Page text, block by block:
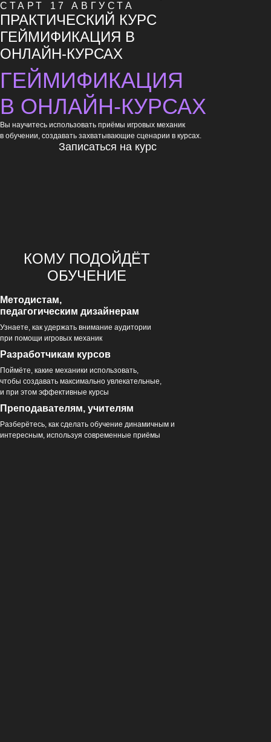
СТАРТ 17 АВГУСТА
ПРАКТИЧЕСКИЙ КУРС
ГЕЙМИФИКАЦИЯ В
ОНЛАЙН-КУРСАХ
ГЕЙМИФИКАЦИЯ
В ОНЛАЙН-КУРСАХ
Вы научитесь использовать приёмы игровых механик
в обучении, создавать захватывающие сценарии в курсах.
Записаться на курс
КОМУ ПОДОЙДЁТ
ОБУЧЕНИЕ
Методистам,
педагогическим дизайнерам
Узнаете, как удержать внимание аудитории
при помощи игровых механик
Разработчикам курсов
Поймёте, какие механики использовать,
чтобы создавать максимально увлекательные,
и при этом эффективные курсы
Преподавателям, учителям
Разберётесь, как сделать обучение динамичным и
интересным, используя современные приёмы